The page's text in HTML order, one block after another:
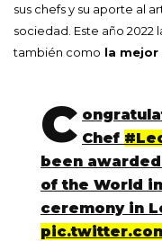
sus chefs y su aporte al
sociedad. Este año 2022
también como la
C Chef
been
of the World
ceremony in